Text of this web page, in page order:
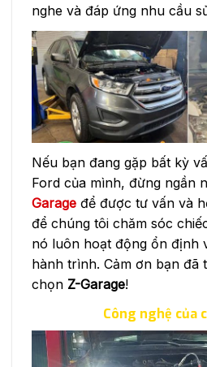
nghe và đáp ứng nhu cầu
Nếu bạn đang gặp bất kỳ
Ford của mình, đừng ngần
Garage để được tư vấn và
để chúng tôi chăm sóc
nó luôn hoạt động ổn định
hành trình. Cảm ơn bạn đã
chọn Z-Garage!
Công nghệ của